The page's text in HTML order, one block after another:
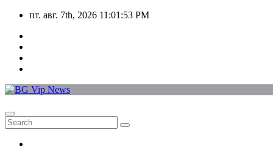
Skip
content
пт. авг. 7th, 2026 11:01:54 PM